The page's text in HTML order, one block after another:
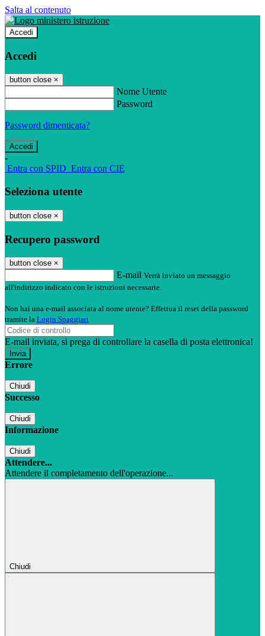
Salta al contenuto
Accedi
Accedi
button close ×
Nome Utente
Password
Password dimenticata?
-
Entra con SPID Entra con CIE
Seleziona utente
button close ×
Recupero password
button close ×
E-mail Verrà inviato un messaggio
all'indirizzo indicato con le istruzioni necessarie.
Non hai una e-mail associata al nome utente? Effettua il reset della password
tramite la Login Spaggiari
E-mail inviata, si prega di controllare la casella di posta elettronica!
Errore
Chiudi
Successo
Chiudi
Informazione
Chiudi
Attendere...
Attendere il completamento dell'operazione...
Chiudi